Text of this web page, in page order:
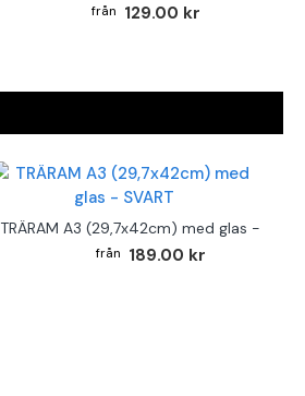
129.00 kr
TRÄRAM A3 (29,7x42cm) med glas -
189.00 kr